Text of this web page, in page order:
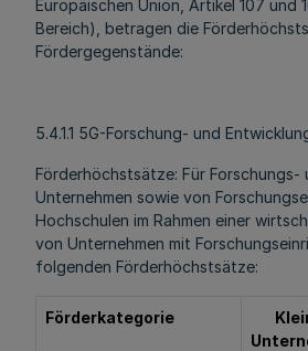
Europäischen Union, Artikel 107
Bereich), betragen die
Fördergegenstände:
5.4.1.1 5G-Forschung- und
Förderhöchstsätze: Für
Unternehmen sowie von
Hochschulen im Rahmen einer
von Unternehmen mit
folgenden Förderhöchstsätze:
Förderkategorie